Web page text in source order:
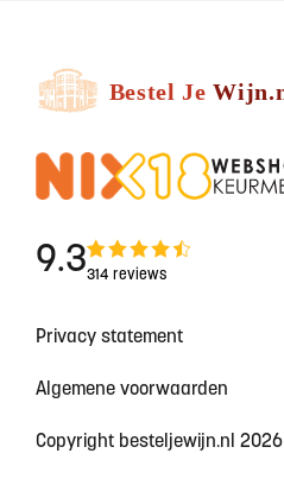
9.3314 reviews
Privacy statement
Algemene voorwaarden
Copyright besteljewijn.nl 2026